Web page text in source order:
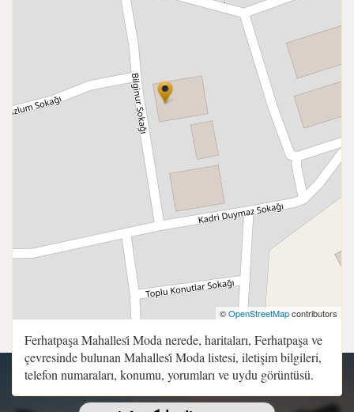
©OpenStreetMapcontributors
Ferhatpaşa Mahallesi̇̇ Moda nerede, haritaları, Ferhatpaşa ve
çevresinde bulunan Mahallesi̇̇ Moda listesi, iletişim bilgileri,
telefon numaraları, konumu, yorumları ve uydu görüntüsü.
Copyright 2015 - 2026 | Sitenin Tüm Hakları Saklıdır.